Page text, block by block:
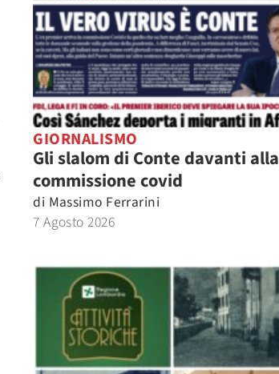
GIORNALISMO
Gli slalom di Conte davanti alla
commissione covid
di Massimo Ferrarini
7 Agosto 2026